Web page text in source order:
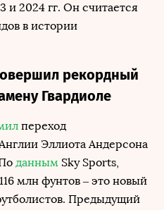
и 2024 гг. Он считается
в истории
рекордный
Гвардиоле
переход
Эллиота Андерсона
данным Sky Sports,
млн фунтов – это новый
Предыдущий